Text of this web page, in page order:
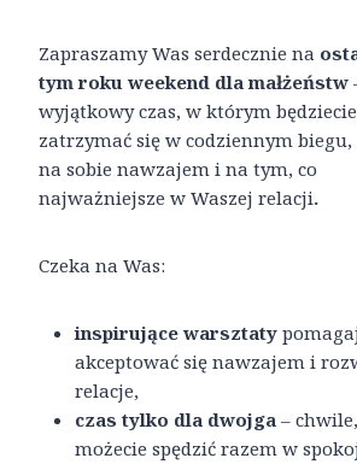
Zapraszamy Was serdecznie na
tym roku weekend dla małżeństw
wyjątkowy czas, w którym
zatrzymać się w codziennym
na sobie nawzajem i na tym, co
najważniejsze w Waszej relacji.
Czeka na Was:
inspirujące warsztaty
akceptować się nawzajem i
relacje,
czas tylko dla dwojga –
możecie spędzić razem w